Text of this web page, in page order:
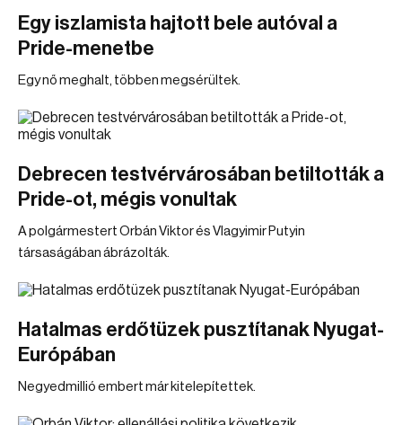
Egy iszlamista hajtott bele autóval a
Pride-menetbe
Egy nő meghalt, többen megsérültek.
Debrecen testvérvárosában betiltották a
Pride-ot, mégis vonultak
A polgármestert Orbán Viktor és Vlagyimir Putyin
társaságában ábrázolták.
Hatalmas erdőtüzek pusztítanak Nyugat-
Európában
Negyedmillió embert már kitelepítettek.